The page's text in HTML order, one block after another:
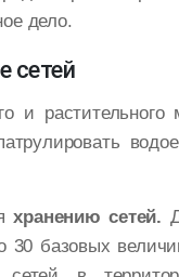
дело.
сетей
и
хранению сетей.
30 базовых